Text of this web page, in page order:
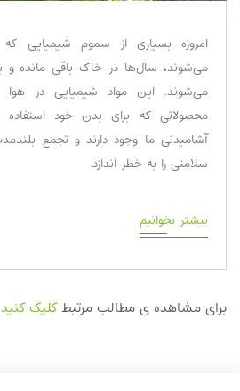
امروزه بسیاری از سموم شیمیایی که
می‌شوند، سال‌ها در خاک باقی ‌مانده و
می‌شوند. این مواد شیمیایی در هوا
محصولاتی که برای بدن خود
آشامیدنی ما وجود دارند و تجمع
سلامتی را به خطر ‌اندازد.
بیشتر بخوانیم
برای مشاهده ی مطالب مرتبطکلیک کنید